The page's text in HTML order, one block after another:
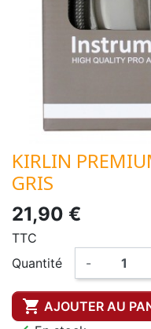
KIRLIN
GRIS
21,90 €
TTC
Quantité
-
 AJOUTER AU